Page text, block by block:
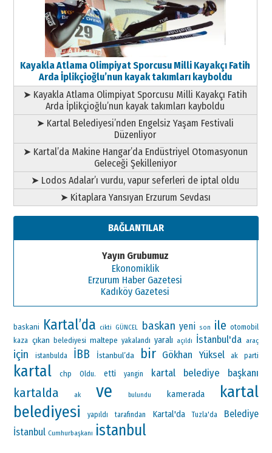
Kayakla Atlama Olimpiyat Sporcusu Milli Kayakçı Fatih
Arda İplikçioğlu’nun kayak takımları kayboldu
➤ Kayakla Atlama Olimpiyat Sporcusu Milli Kayakçı Fatih
Arda İplikçioğlu’nun kayak takımları kayboldu
➤ Kartal Belediyesi’nden Engelsiz Yaşam Festivali
Düzenliyor
➤ Kartal’da Makine Hangar’da Endüstriyel Otomasyonun
Geleceği Şekilleniyor
➤ Lodos Adalar’ı vurdu, vapur seferleri de iptal oldu
➤ Kitaplara Yansıyan Erzurum Sevdası
BAĞLANTILAR
Yayın Grubumuz
Ekonomiklik
Erzurum Haber Gazetesi
Kadıköy Gazetesi
baskani Kartal’da cikti GÜNCEL baskan yeni son ile otomobil
kaza çıkan belediyesi maltepe yakalandı yaralı açıldı İstanbul'da araç
için istanbulda İBB İstanbul’da bir Gökhan Yüksel ak parti
kartal chp Oldu. etti yangin kartal belediye başkanı
kartalda ak ve bulundu kamerada
kartal
belediyesi
yapıldı tarafından Kartal'da Tuzla'da
Belediye
İstanbul Cumhurbaşkanı istanbul